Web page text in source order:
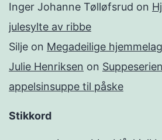
Inger Johanne Tølløfsrud on
julesylte av ribbe
Silje on Megadeilige
Julie Henriksen on
appelsinsuppe til påske
Stikkord